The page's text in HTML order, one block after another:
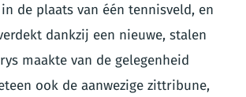
de plaats van één tennisveld, en
dankzij een nieuwe, stalen
maakte van de gelegenheid
ook de aanwezige zittribune,